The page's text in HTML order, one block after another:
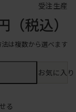
受注生産
（税込）
は複数から選べます
お気に入
る